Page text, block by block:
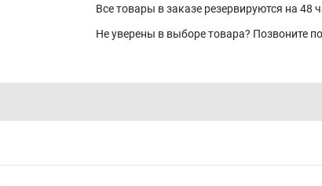
Все товары в заказе резервируются на 48
Не уверены в выборе товара? Позвоните